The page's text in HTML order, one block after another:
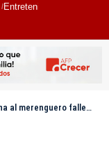
Entretenimiento
fallecido Rubby Pérez